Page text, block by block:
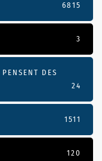
6815
3
DES
24
1511
120